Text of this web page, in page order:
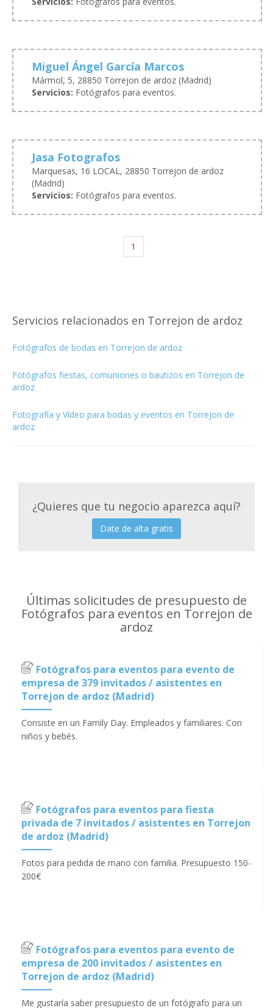
Miguel Ángel García Marcos
Mármol, 5, 28850 Torrejon de ardoz (Madrid)
Servicios: Fotógrafos para eventos.
Jasa Fotografos
Marquesas, 16 LOCAL, 28850 Torrejon de ardoz
(Madrid)
Servicios: Fotógrafos para eventos.
1
Servicios relacionados en Torrejon de ardoz
Fotógrafos de bodas en Torrejon de ardoz
Fotógrafos fiestas, comuniones o bautizos en Torrejon de
ardoz
Fotografía y Vídeo para bodas y eventos en Torrejon de
ardoz
¿Quieres que tu negocio aparezca aquí?
Date de alta gratis
Últimas solicitudes de presupuesto de
Fotógrafos para eventos en Torrejon de
ardoz
Fotógrafos para eventos para evento de
empresa de 379 invitados / asistentes en
Torrejon de ardoz (Madrid)
Consiste en un Family Day. Empleados y familiares. Con
niños y bebés.
Fotógrafos para eventos para fiesta
privada de 7 invitados / asistentes en Torrejon
de ardoz (Madrid)
Fotos para pedida de mano con familia. Presupuesto 150-
200€
Fotógrafos para eventos para evento de
empresa de 200 invitados / asistentes en
Torrejon de ardoz (Madrid)
Me gustaría saber presupuesto de un fotógrafo para un